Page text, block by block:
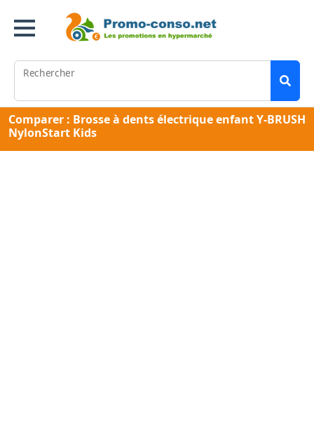
Rechercher
Comparer : Brosse à dents électrique enfant Y-BRUSH
NylonStart Kids